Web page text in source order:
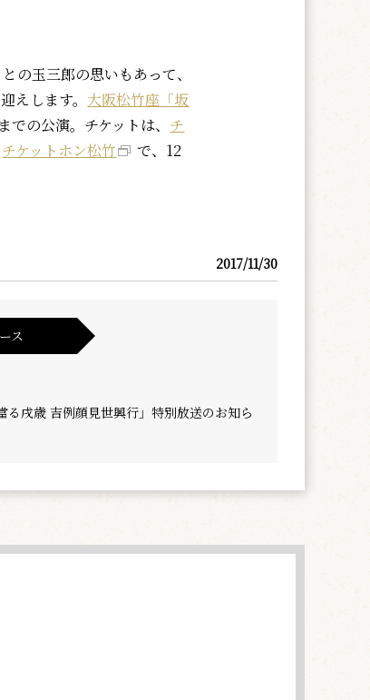
の玉三郎の思いもあって、
えします。大阪松竹座「坂
の公演。チケットは、 チ
チケットホン松竹
で、12
2017/11/30
ス
る戌歳 吉例顔見世興行」特別放送のお知ら